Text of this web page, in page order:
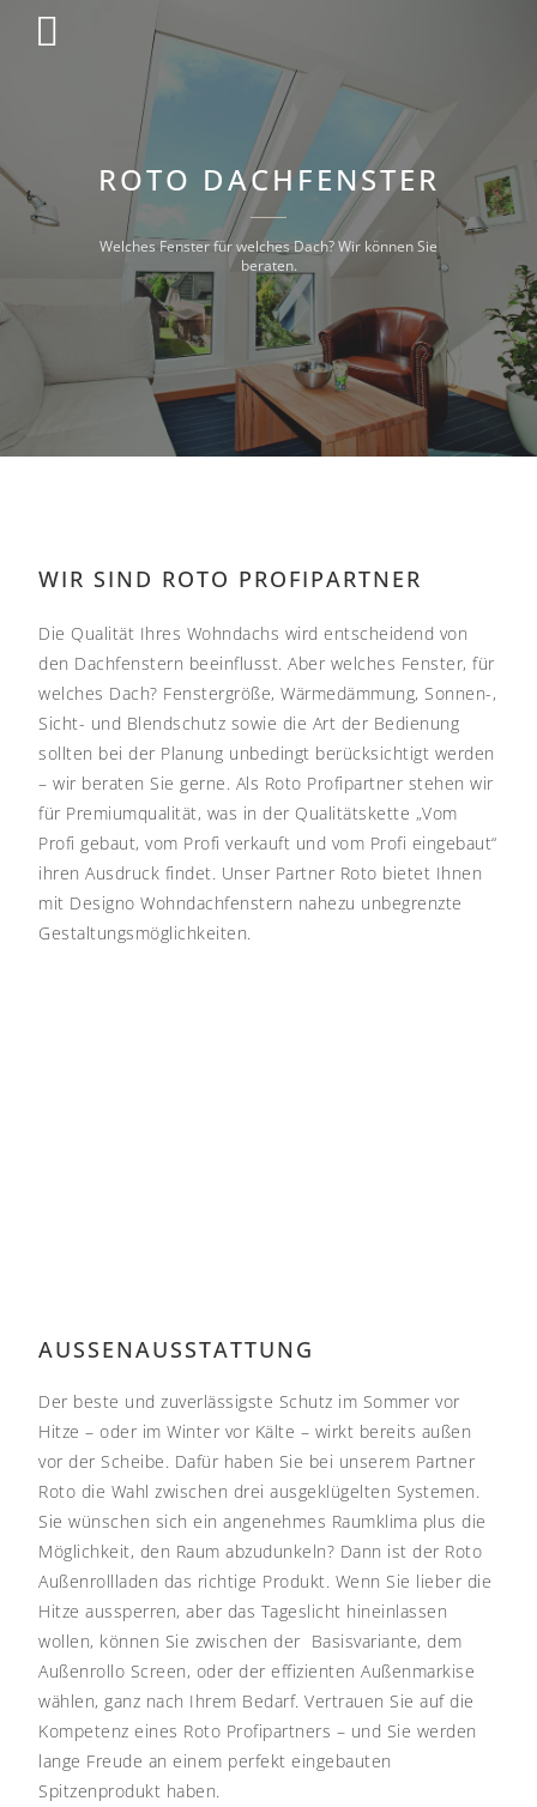
ROTO DACHFENSTER
Welches Fenster für welches Dach? Wir können Sie
beraten.
WIR SIND ROTO PROFIPARTNER
Die Qualität Ihres Wohndachs wird entscheidend von
den Dachfenstern beeinflusst. Aber welches Fenster, für
welches Dach? Fenstergröße, Wärmedämmung, Sonnen-,
Sicht- und Blendschutz sowie die Art der Bedienung
sollten bei der Planung unbedingt berücksichtigt werden
– wir beraten Sie gerne. Als Roto Profipartner stehen wir
für Premiumqualität, was in der Qualitätskette „Vom
Profi gebaut, vom Profi verkauft und vom Profi eingebaut“
ihren Ausdruck findet. Unser Partner Roto bietet Ihnen
mit Designo Wohndachfenstern nahezu unbegrenzte
Gestaltungsmöglichkeiten.
AUSSENAUSSTATTUNG
Der beste und zuverlässigste Schutz im Sommer vor
Hitze – oder im Winter vor Kälte – wirkt bereits außen
vor der Scheibe. Dafür haben Sie bei unserem Partner
Roto die Wahl zwischen drei ausgeklügelten Systemen.
Sie wünschen sich ein angenehmes Raumklima plus die
Möglichkeit, den Raum abzudunkeln? Dann ist der Roto
Außenrollladen das richtige Produkt. Wenn Sie lieber die
Hitze aussperren, aber das Tageslicht hineinlassen
wollen, können Sie zwischen der Basisvariante, dem
Außenrollo Screen, oder der effizienten Außenmarkise
wählen, ganz nach Ihrem Bedarf.Vertrauen Sie auf die
Kompetenz eines Roto Profipartners – und Sie werden
lange Freude an einem perfekt eingebauten
Spitzenprodukt haben.